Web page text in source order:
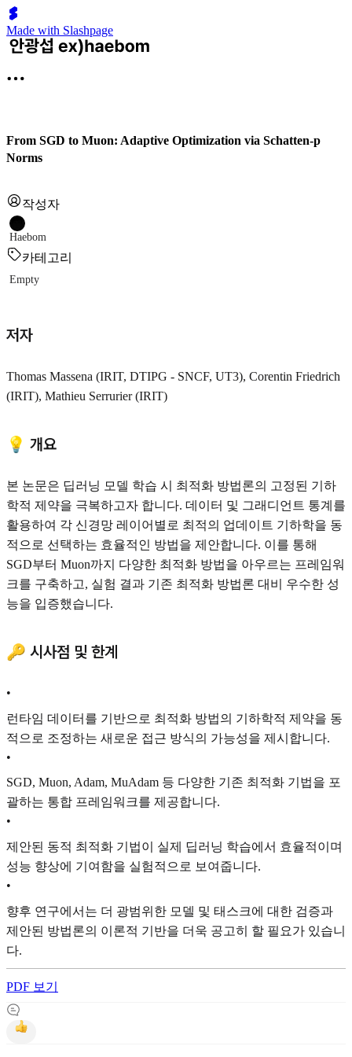
Made with Slashpage
From SGD to Muon: Adaptive Optimization via Schatten-p
Norms
작성자
Haebom
카테고리
Empty
저자
Thomas Massena (IRIT, DTIPG - SNCF, UT3), Corentin Friedrich
(IRIT), Mathieu Serrurier (IRIT)
💡 개요
본 논문은 딥러닝 모델 학습 시 최적화 방법론의 고정된 기하
학적 제약을 극복하고자 합니다. 데이터 및 그래디언트 통계를
활용하여 각 신경망 레이어별로 최적의 업데이트 기하학을 동
적으로 선택하는 효율적인 방법을 제안합니다. 이를 통해
SGD부터 Muon까지 다양한 최적화 방법을 아우르는 프레임워
크를 구축하고, 실험 결과 기존 최적화 방법론 대비 우수한 성
능을 입증했습니다.
🔑 시사점 및 한계
•
런타임 데이터를 기반으로 최적화 방법의 기하학적 제약을 동
적으로 조정하는 새로운 접근 방식의 가능성을 제시합니다.
•
SGD, Muon, Adam, MuAdam 등 다양한 기존 최적화 기법을 포
괄하는 통합 프레임워크를 제공합니다.
•
제안된 동적 최적화 기법이 실제 딥러닝 학습에서 효율적이며
성능 향상에 기여함을 실험적으로 보여줍니다.
•
향후 연구에서는 더 광범위한 모델 및 태스크에 대한 검증과
제안된 방법론의 이론적 기반을 더욱 공고히 할 필요가 있습니
다.
PDF 보기